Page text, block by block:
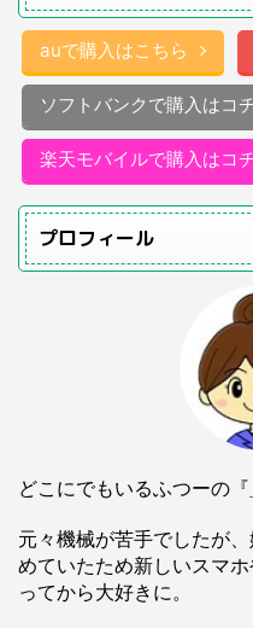
auで購入はこちら
ソフトバンクで購入はコ
楽天モバイルで購入はコ
プロフィール
どこにでもいるふつーの『
元々機械が苦手でしたが
めていたため新しいスマ
ってから大好きに。